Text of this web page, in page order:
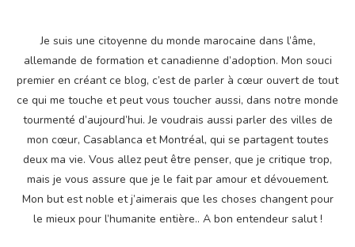
Je suis une citoyenne du monde marocaine dans l’âme,
allemande de formation et canadienne d’adoption. Mon souci
premier en créant ce blog, c’est de parler à cœur ouvert de tout
ce qui me touche et peut vous toucher aussi, dans notre monde
tourmenté d’aujourd’hui. Je voudrais aussi parler des villes de
mon cœur, Casablanca et Montréal, qui se partagent toutes
deux ma vie. Vous allez peut être penser, que je critique trop,
mais je vous assure que je le fait par amour et dévouement.
Mon but est noble et j’aimerais que les choses changent pour
le mieux pour l’humanite entière.. A bon entendeur salut !